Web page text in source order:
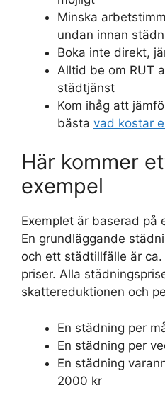
Minska
undan innan
Boka inte direkt,
Alltid be om RUT
städtjänst
Kom ihåg att
bästa vad kostar
Här kommer
exempel
Exemplet är baserad på
En grundläggande
och ett städtillfälle är
priser. Alla
skattereduktionen och
En städning per
En städning per
En städning
2000 kr